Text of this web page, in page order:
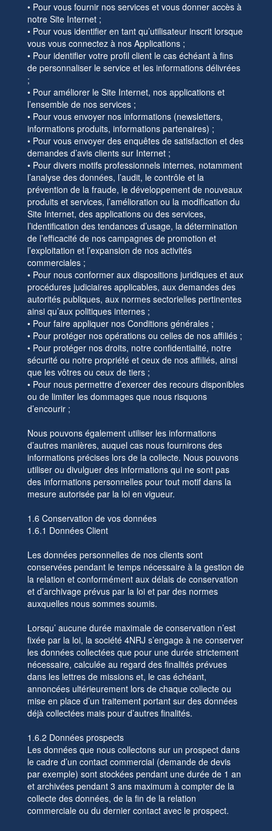
• Pour vous fournir nos services et vous donner accès à
notre Site Internet ;
• Pour vous identifier en tant qu’utilisateur inscrit lorsque
vous vous connectez à nos Applications ;
• Pour identifier votre profil client le cas échéant à fins
de personnaliser le service et les informations délivrées
;
• Pour améliorer le Site Internet, nos applications et
l’ensemble de nos services ;
• Pour vous envoyer nos informations (newsletters,
informations produits, informations partenaires) ;
• Pour vous envoyer des enquêtes de satisfaction et des
demandes d’avis clients sur Internet ;
• Pour divers motifs professionnels internes, notamment
l’analyse des données, l’audit, le contrôle et la
prévention de la fraude, le développement de nouveaux
produits et services, l’amélioration ou la modification du
Site Internet, des applications ou des services,
l’identification des tendances d’usage, la détermination
de l’efficacité de nos campagnes de promotion et
l’exploitation et l’expansion de nos activités
commerciales ;
• Pour nous conformer aux dispositions juridiques et aux
procédures judiciaires applicables, aux demandes des
autorités publiques, aux normes sectorielles pertinentes
ainsi qu’aux politiques internes ;
• Pour faire appliquer nos Conditions générales ;
• Pour protéger nos opérations ou celles de nos affiliés ;
• Pour protéger nos droits, notre confidentialité, notre
sécurité ou notre propriété et ceux de nos affiliés, ainsi
que les vôtres ou ceux de tiers ;
• Pour nous permettre d’exercer des recours disponibles
ou de limiter les dommages que nous risquons
d’encourir ;
Nous pouvons également utiliser les informations
d’autres manières, auquel cas nous fournirons des
informations précises lors de la collecte. Nous pouvons
utiliser ou divulguer des informations qui ne sont pas
des informations personnelles pour tout motif dans la
mesure autorisée par la loi en vigueur.
1.6 Conservation de vos données
1.6.1 Données Client
Les données personnelles de nos clients sont
conservées pendant le temps nécessaire à la gestion de
la relation et conformément aux délais de conservation
et d’archivage prévus par la loi et par des normes
auxquelles nous sommes soumis.
Lorsqu’ aucune durée maximale de conservation n’est
fixée par la loi, la société 4NRJ s’engage à ne conserver
les données collectées que pour une durée strictement
nécessaire, calculée au regard des finalités prévues
dans les lettres de missions et, le cas échéant,
annoncées ultérieurement lors de chaque collecte ou
mise en place d’un traitement portant sur des données
déjà collectées mais pour d’autres finalités.
1.6.2 Données prospects
Les données que nous collectons sur un prospect dans
le cadre d’un contact commercial (demande de devis
par exemple) sont stockées pendant une durée de 1 an
et archivées pendant 3 ans maximum à compter de la
collecte des données, de la fin de la relation
commerciale ou du dernier contact avec le prospect.